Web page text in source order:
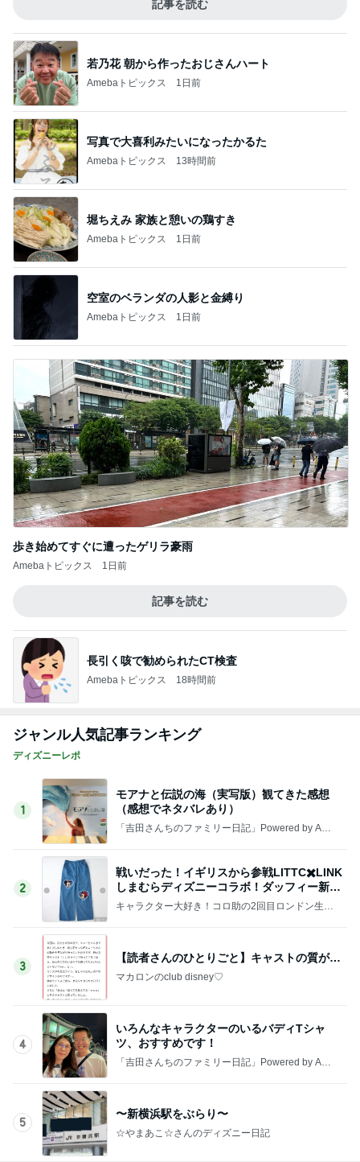
記事を読む
若乃花 朝から作ったおじさんハート
Amebaトピックス 1日前
写真で大喜利みたいになったかるた
Amebaトピックス 13時間前
堀ちえみ 家族と憩いの鶏すき
Amebaトピックス 1日前
空室のベランダの人影と金縛り
Amebaトピックス 1日前
歩き始めてすぐに遭ったゲリラ豪雨
Amebaトピックス 1日前
記事を読む
長引く咳で勧められたCT検査
Amebaトピックス 18時間前
ジャンル人気記事ランキング
ディズニーレポ
1
モアナと伝説の海（実写版）観てきた感想
（感想でネタバレあり）
「吉田さんちのファミリー日記」Powered by Ame
2
戦いだった！イギリスから参戦LITTC✖️LINK
しまむらディズニーコラボ！ダッフィー新商
品の話
キャラクター大好き！コロ助の2回目ロンドン生活
3
【読者さんのひとりごと】キャストの質が…
マカロンのclub disney♡
4
いろんなキャラクターのいるバディTシャ
ツ、おすすめです！
「吉田さんちのファミリー日記」Powered by Ame
5
〜新横浜駅をぶらり〜
☆やまあこ☆さんのディズニー日記